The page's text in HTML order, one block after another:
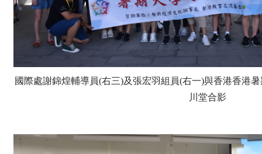
國際處謝錦煌輔導員(右三)及張宏羽組員(右一)與香港香港
川堂合影